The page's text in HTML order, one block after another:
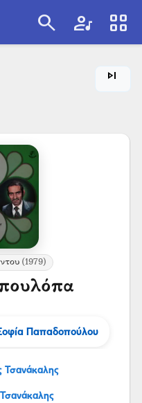
search artist view_cozy
skip_next
(1979)
Παπαδοπούλου
Τσανάκαλης